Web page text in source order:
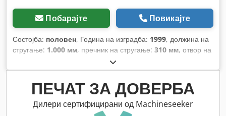
Побарајте Повикајте
Состојба: половен, Година на изградба: 1999, должина на
стругање: 1.000 мм, пречник на стругање: 310 мм, отвор на
, ротациона брзина (мин.):
вкупна висина:2.120 мм, вкупна должина:5.000 мм, вкупна
ширина: 2.065 мм , вкупна тежина: 8.100 кг,
ПЕЧАТ ЗА ДОВЕРБА
Дилери сертифицирани од Machineseeker